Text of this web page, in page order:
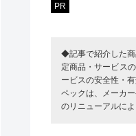
PR
◆記事で紹介した商
定商品・サービス
ービスの安全性・
ペックは、メーカ
のリニューアルに